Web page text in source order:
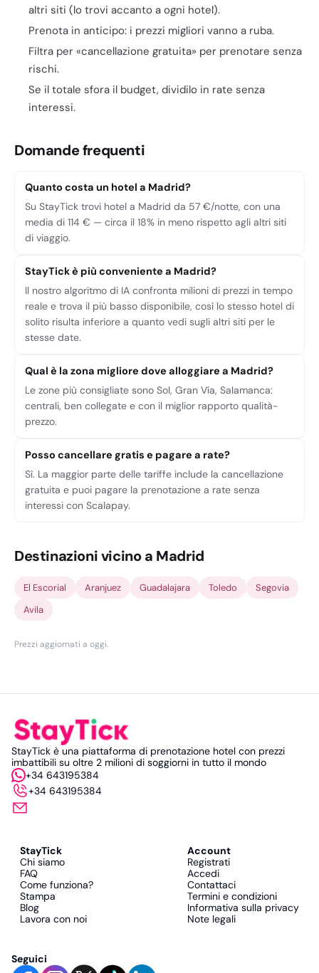
altri siti (lo trovi accanto a ogni hotel).
Prenota in anticipo: i prezzi migliori vanno a ruba.
Filtra per «cancellazione gratuita» per prenotare senza
rischi.
Se il totale sfora il budget, dividilo in rate senza
interessi.
Domande frequenti
Quanto costa un hotel a Madrid?
Su StayTick trovi hotel a Madrid da 57 €/notte, con una
media di 114 € — circa il 18% in meno rispetto agli altri siti
di viaggio.
StayTick è più conveniente a Madrid?
Il nostro algoritmo di IA confronta milioni di prezzi in tempo
reale e trova il più basso disponibile, così lo stesso hotel di
solito risulta inferiore a quanto vedi sugli altri siti per le
stesse date.
Qual è la zona migliore dove alloggiare a Madrid?
Le zone più consigliate sono Sol, Gran Vía, Salamanca:
centrali, ben collegate e con il miglior rapporto qualità-
prezzo.
Posso cancellare gratis e pagare a rate?
Sì. La maggior parte delle tariffe include la cancellazione
gratuita e puoi pagare la prenotazione a rate senza
interessi con Scalapay.
Destinazioni vicino a Madrid
El Escorial Aranjuez Guadalajara Toledo
Segovia
Avila
Prezzi aggiornati a oggi.
StayTick è una piattaforma di prenotazione hotel con prezzi
imbattibili su oltre 2 milioni di soggiorni in tutto il mondo
+34 643195384
+34 643195384
StayTick
Chi siamo
FAQ
Come funziona?
Stampa
Blog
Lavora con noi
Account
Registrati
Accedi
Contattaci
Termini e condizioni
Informativa sulla privacy
Note legali
Seguici